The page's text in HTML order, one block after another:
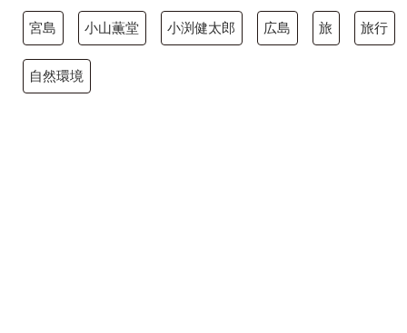
宮島 小山薫堂 小渕健太郎 広島 旅 旅行
自然環境